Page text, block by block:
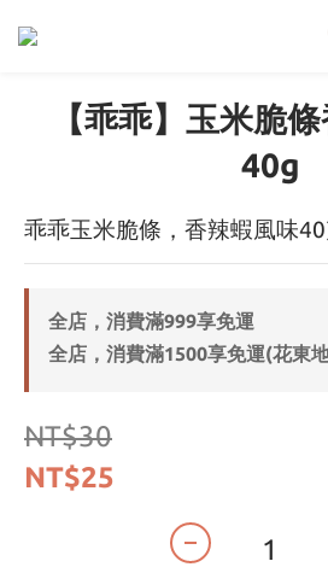
【乖乖】玉米脆
40g
乖乖玉米脆條，香辣蝦風味40
全店，消費滿999享免運
全店，消費滿1500享免運(花東
NT$30
NT$25